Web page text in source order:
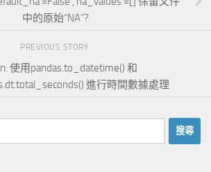
中的原始“NA”?
PREVIOUS STORY
使用pandas.to_datetime() 和
進行時間數據處理